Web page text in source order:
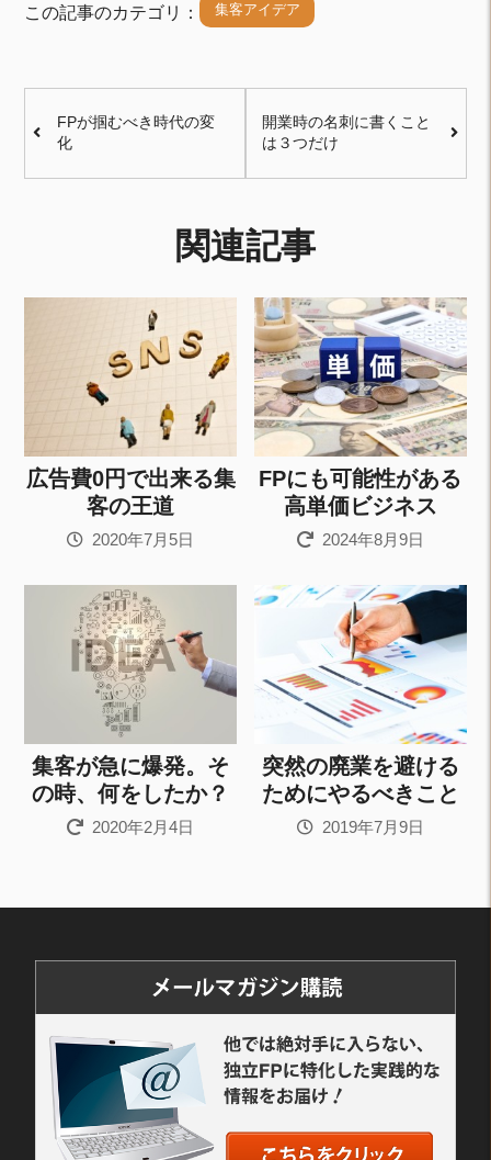
この記事のカテゴリ： 集客アイデア
FPが掴むべき時代の変
化
開業時の名刺に書くこと
は３つだけ
関連記事
広告費0円で出来る集
客の王道
2020年7月5日
FPにも可能性がある
高単価ビジネス
2024年8月9日
集客が急に爆発。そ
の時、何をしたか？
2020年2月4日
突然の廃業を避ける
ためにやるべきこと
2019年7月9日